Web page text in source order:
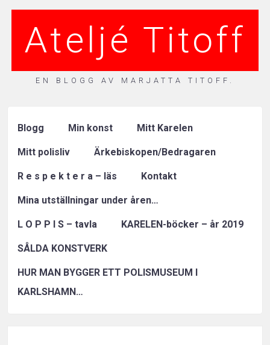
Ateljé Titoff
EN BLOGG AV MARJATTA TITOFF.
Blogg Min konst Mitt Karelen
Mitt polisliv Ärkebiskopen/Bedragaren
R e s p e k t e r a – läs Kontakt
Mina utställningar under åren…
L O P P I S – tavla KARELEN-böcker – år 2019
SÅLDA KONSTVERK
HUR MAN BYGGER ETT POLISMUSEUM I
KARLSHAMN…